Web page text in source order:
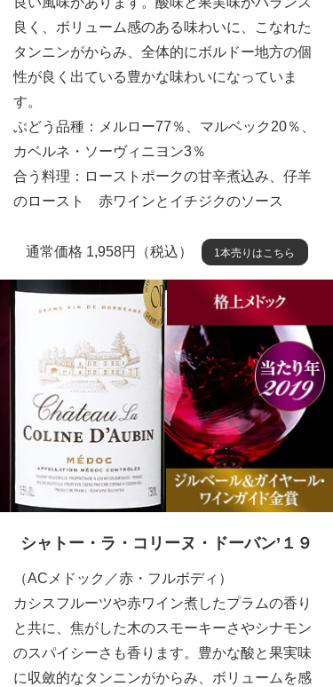
良く、ボリューム感のある味わいに、こなれた
タンニンがからみ、全体的にボルドー地方の個
性が良く出ている豊かな味わいになっていま
す。
ぶどう品種：メルロー77％、マルベック20％、
カベルネ・ソーヴィニヨン3％
合う料理：ローストポークの甘辛煮込み、仔羊
のロースト 赤ワインとイチジクのソース
通常価格 1,958円（税込） 1本売りはこちら
シャトー・ラ・コリーヌ・ドーバン’１９
（ACメドック／赤・フルボディ）
カシスフルーツや赤ワイン煮したプラムの香り
と共に、焦がした木のスモーキーさやシナモン
のスパイシーさも香ります。豊かな酸と果実味
に収斂的なタンニンがからみ、ボリュームを感